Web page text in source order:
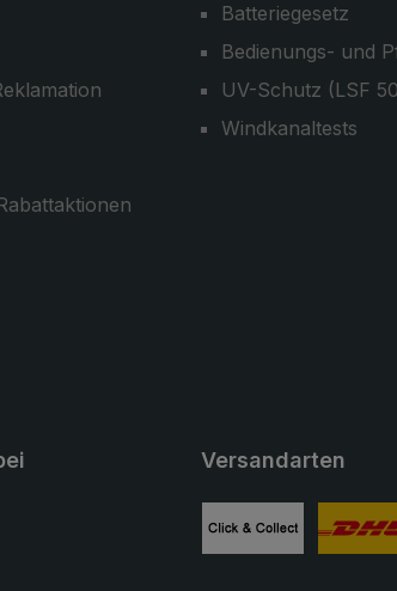
Batteriegesetz
Bedienungs- und
UV-Schutz (LSF
Windkanaltests
Versandarten